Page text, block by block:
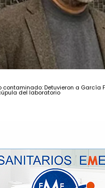
contaminado: Detuvieron a García
del laboratorio